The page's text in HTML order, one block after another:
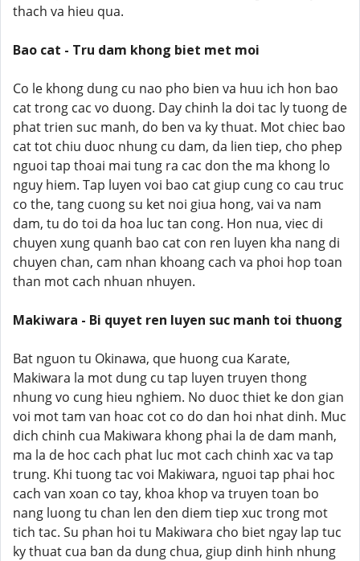
thach va hieu qua.
Bao cat - Tru dam khong biet met moi
Co le khong dung cu nao pho bien va huu ich hon bao
cat trong cac vo duong. Day chinh la doi tac ly tuong de
phat trien suc manh, do ben va ky thuat. Mot chiec bao
cat tot chiu duoc nhung cu dam, da lien tiep, cho phep
nguoi tap thoai mai tung ra cac don the ma khong lo
nguy hiem. Tap luyen voi bao cat giup cung co cau truc
co the, tang cuong su ket noi giua hong, vai va nam
dam, tu do toi da hoa luc tan cong. Hon nua, viec di
chuyen xung quanh bao cat con ren luyen kha nang di
chuyen chan, cam nhan khoang cach va phoi hop toan
than mot cach nhuan nhuyen.
Makiwara - Bi quyet ren luyen suc manh toi thuong
Bat nguon tu Okinawa, que huong cua Karate,
Makiwara la mot dung cu tap luyen truyen thong
nhung vo cung hieu nghiem. No duoc thiet ke don gian
voi mot tam van hoac cot co do dan hoi nhat dinh. Muc
dich chinh cua Makiwara khong phai la de dam manh,
ma la de hoc cach phat luc mot cach chinh xac va tap
trung. Khi tuong tac voi Makiwara, nguoi tap phai hoc
cach van xoan co tay, khoa khop va truyen toan bo
nang luong tu chan len den diem tiep xuc trong mot
tich tac. Su phan hoi tu Makiwara cho biet ngay lap tuc
ky thuat cua ban da dung chua, giup dinh hinh nhung